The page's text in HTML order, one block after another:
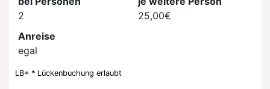
2
25,00€
Anreise
egal
LB= * Lückenbuchung erlaubt